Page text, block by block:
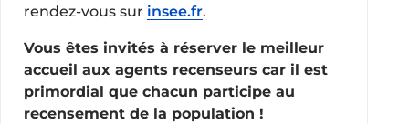
rendez-vous sur insee.fr.
Vous êtes invités à réserver le meilleur
accueil aux agents recenseurs car il est
primordial que chacun participe au
recensement de la population !